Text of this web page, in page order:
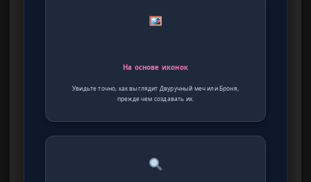
На основе иконок
Увидьте точно, как выглядит Двуручный меч или Броня,
прежде чем создавать их.